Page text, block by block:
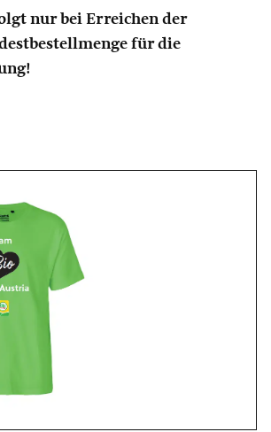
nur bei Erreichen der
für die